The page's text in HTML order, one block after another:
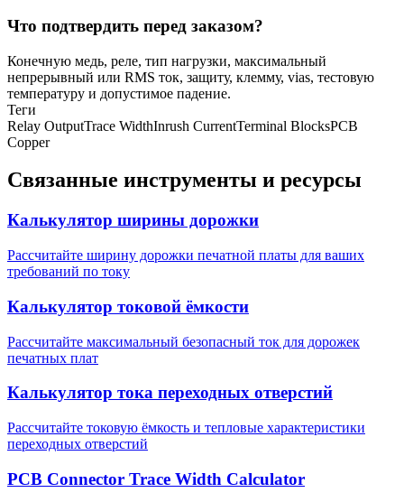
Что подтвердить перед заказом?
Конечную медь, реле, тип нагрузки, максимальный
непрерывный или RMS ток, защиту, клемму, vias, тестовую
температуру и допустимое падение.
Теги
Relay OutputTrace WidthInrush CurrentTerminal BlocksPCB
Copper
Связанные инструменты и ресурсы
Калькулятор ширины дорожки
Рассчитайте ширину дорожки печатной платы для ваших
требований по току
Калькулятор токовой ёмкости
Рассчитайте максимальный безопасный ток для дорожек
печатных плат
Калькулятор тока переходных отверстий
Рассчитайте токовую ёмкость и тепловые характеристики
переходных отверстий
PCB Connector Trace Width Calculator